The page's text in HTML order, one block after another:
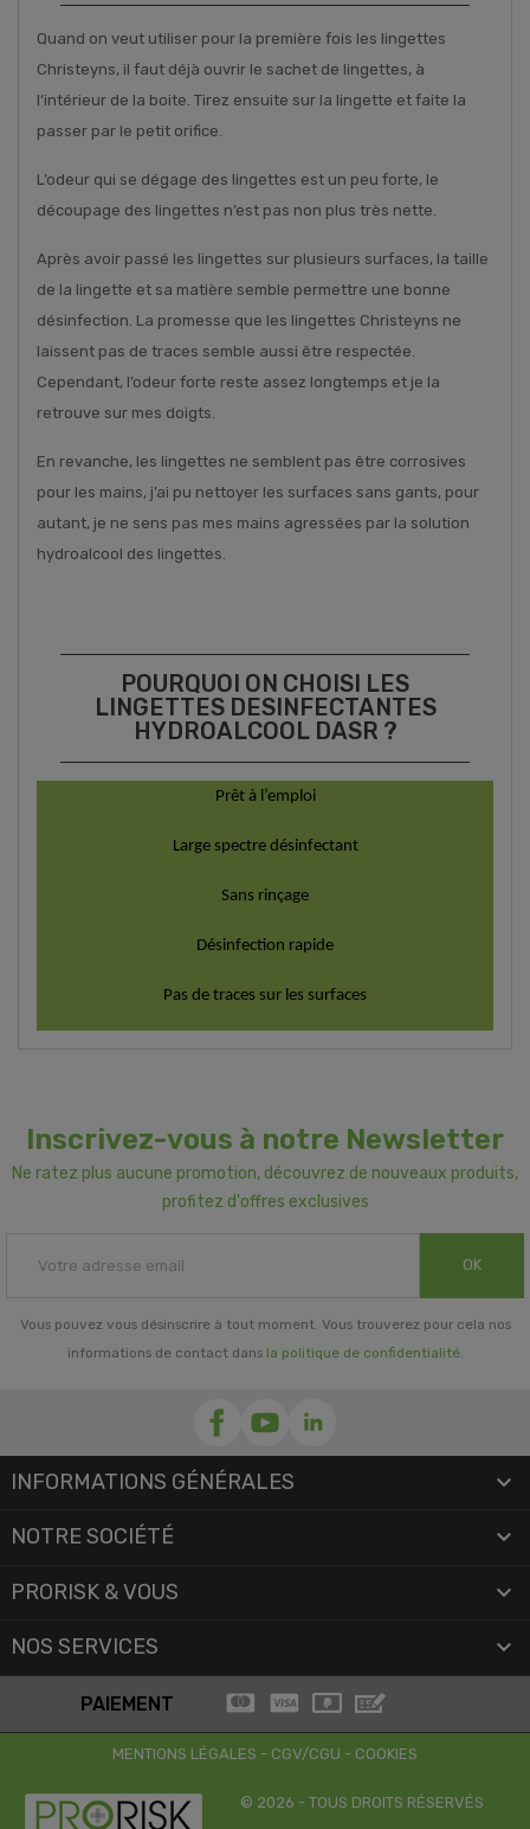
Quand on veut utiliser pour la première fois les lingettes
Christeyns, il faut déjà ouvrir le sachet de lingettes, à
l’intérieur de la boite. Tirez ensuite sur la lingette et faite la
passer par le petit orifice.
L’odeur qui se dégage des lingettes est un peu forte, le
découpage des lingettes n’est pas non plus très nette.
Après avoir passé les lingettes sur plusieurs surfaces, la taille
de la lingette et sa matière semble permettre une bonne
désinfection. La promesse que les lingettes Christeyns ne
laissent pas de traces semble aussi être respectée.
Cependant, l’odeur forte reste assez longtemps et je la
retrouve sur mes doigts.
En revanche, les lingettes ne semblent pas être corrosives
pour les mains, j’ai pu nettoyer les surfaces sans gants, pour
autant, je ne sens pas mes mains agressées par la solution
hydroalcool des lingettes.
POURQUOI ON CHOISI LES
LINGETTES DESINFECTANTES
HYDROALCOOL DASR ?
Prêt à l’emploi
Large spectre désinfectant
Sans rinçage
Désinfection rapide
Pas de traces sur les surfaces
Inscrivez-vous à notre Newsletter
Ne ratez plus aucune promotion, découvrez de nouveaux produits,
profitez d'offres exclusives
OK
Vous pouvez vous désinscrire à tout moment. Vous trouverez pour cela nos
informations de contact dans la politique de confidentialité.
INFORMATIONS GÉNÉRALES 
NOTRE SOCIÉTÉ 
PRORISK & VOUS 
NOS SERVICES 
PAIEMENT
MENTIONS LÉGALES - CGV/CGU - COOKIES
© 2026 - TOUS DROITS RÉSERVÉS